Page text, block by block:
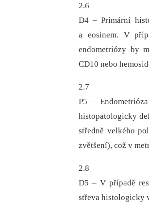
2.6
D4 –⁠ Primární
a eosinem. V
endometriózy by
CD10 nebo
2.7
P5 –⁠
histopatologicky
středně velkého
zvětšení), což v
2.8
D5 –⁠ V případě
střeva histologicky